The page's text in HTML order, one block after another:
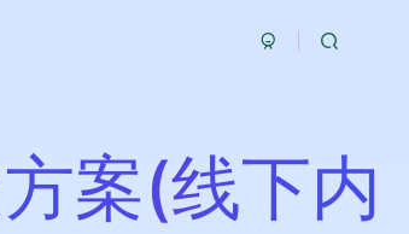
案(线下内